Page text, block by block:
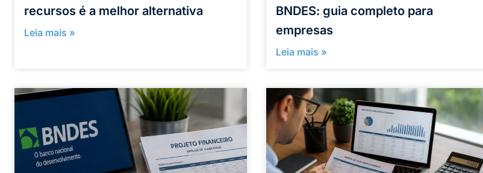
recursos é a melhor alternativa
Leia mais »
BNDES: guia completo para
empresas
Leia mais »